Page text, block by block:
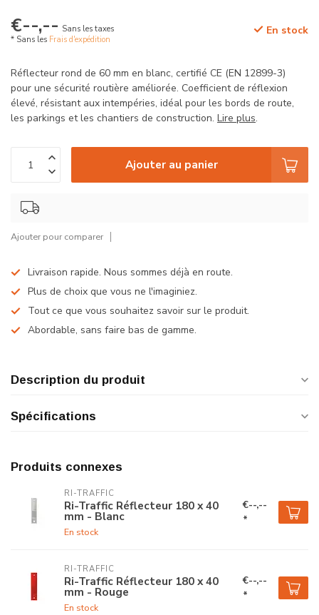
€--,-- Sans les taxes
* Sans les Frais d'expédition
En stock
Réflecteur rond de 60 mm en blanc, certifié CE (EN 12899-3)
pour une sécurité routière améliorée. Coefficient de réflexion
élevé, résistant aux intempéries, idéal pour les bords de route,
les parkings et les chantiers de construction. Lire plus.
Ajouter au panier
Ajouter pour comparer
Livraison rapide. Nous sommes déjà en route.
Plus de choix que vous ne l'imaginiez.
Tout ce que vous souhaitez savoir sur le produit.
Abordable, sans faire bas de gamme.
Description du produit
Spécifications
Produits connexes
RI-TRAFFIC
Ri-Traffic Réflecteur 180 x 40
mm - Blanc
En stock
€--,--
*
RI-TRAFFIC
Ri-Traffic Réflecteur 180 x 40
mm - Rouge
En stock
€--,--
*